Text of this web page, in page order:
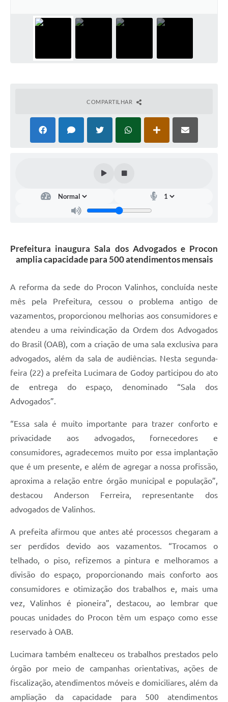
Carta de Serviços
Contas Públicas
Enquete
Jornal
Agenda
Contato
COMPARTILHAR
Prefeitura inaugura Sala dos Advogados e Procon
amplia capacidade para 500 atendimentos mensais
A reforma da sede do Procon Valinhos, concluída neste
mês pela Prefeitura, cessou o problema antigo de
vazamentos, proporcionou melhorias aos consumidores e
atendeu a uma reivindicação da Ordem dos Advogados
do Brasil (OAB), com a criação de uma sala exclusiva para
advogados, além da sala de audiências. Nesta segunda-
feira (22) a prefeita Lucimara de Godoy participou do ato
de entrega do espaço, denominado “Sala dos
Advogados”.
“Essa sala é muito importante para trazer conforto e
privacidade aos advogados, fornecedores e
consumidores, agradecemos muito por essa implantação
que é um presente, e além de agregar a nossa profissão,
aproxima a relação entre órgão municipal e população”,
destacou Anderson Ferreira, representante dos
advogados de Valinhos.
A prefeita afirmou que antes até processos chegaram a
ser perdidos devido aos vazamentos. “Trocamos o
telhado, o piso, refizemos a pintura e melhoramos a
divisão do espaço, proporcionando mais conforto aos
consumidores e otimização dos trabalhos e, mais uma
vez, Valinhos é pioneira”, destacou, ao lembrar que
poucas unidades do Procon têm um espaço como esse
reservado à OAB.
Lucimara também enalteceu os trabalhos prestados pelo
órgão por meio de campanhas orientativas, ações de
fiscalização, atendimentos móveis e domiciliares, além da
ampliação da capacidade para 500 atendimentos